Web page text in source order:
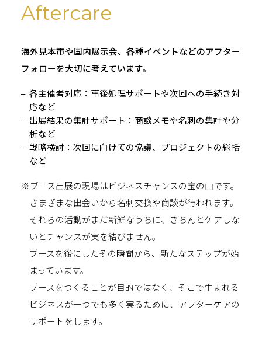
Aftercare
海外見本市や国内展示会、各種イベントなどのアフター
フォローを大切に考えています。
各主催者対応：事後処理サポートや次回への手続き対
応など
出展結果の集計サポート：商談メモや名刺の集計や分
析など
戦略検討：次回に向けての協議、プロジェクトの総括
など
※ブース出展の現場はビジネスチャンスの宝の山です。
さまざまな出会いから名刺交換や商談が行われます。
それらの活動がまだ新鮮なうちに、きちんとケアしな
いとチャンスが実を結びません。
ブースを後にしたその瞬間から、新たなステップが始
まっています。
ブースをつくることが目的ではなく、そこで生まれる
ビジネスが一つでも多く実るために、アフターケアの
サポートをします。